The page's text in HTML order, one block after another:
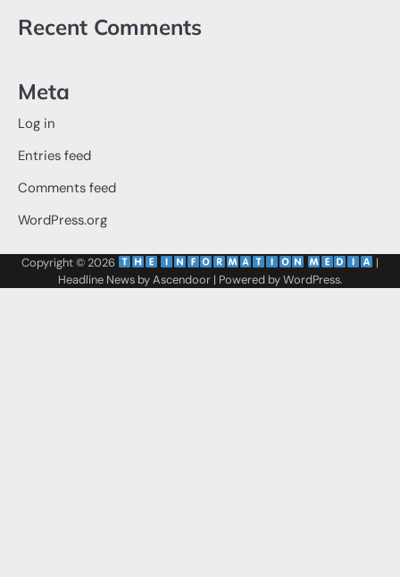
Recent Comments
Meta
Log in
Entries feed
Comments feed
WordPress.org
Copyright © 2026
|
Headline News byAscendoor| Powered byWordPress.